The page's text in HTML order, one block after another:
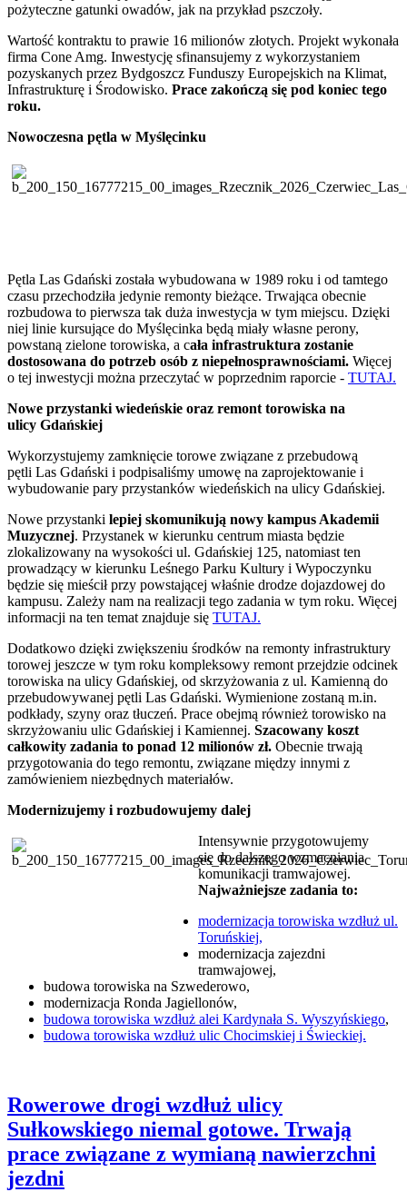
pożyteczne gatunki owadów, jak na przykład pszczoły.
Wartość kontraktu to prawie 16 milionów złotych. Projekt wykonała
firma Cone Amg. Inwestycję sfinansujemy z wykorzystaniem
pozyskanych przez Bydgoszcz Funduszy Europejskich na Klimat,
Infrastrukturę i Środowisko. Prace zakończą się pod koniec tego
roku.
Nowoczesna pętla w Myślęcinku
Pętla Las Gdański została wybudowana w 1989 roku i od tamtego
czasu przechodziła jedynie remonty bieżące. Trwająca obecnie
rozbudowa to pierwsza tak duża inwestycja w tym miejscu. Dzięki
niej linie kursujące do Myślęcinka będą miały własne perony,
powstaną zielone torowiska, a cała infrastruktura zostanie
dostosowana do potrzeb osób z niepełnosprawnościami. Więcej
o tej inwestycji można przeczytać w poprzednim raporcie - TUTAJ.
Nowe przystanki wiedeńskie oraz remont torowiska na
ulicy Gdańskiej
Wykorzystujemy zamknięcie torowe związane z przebudową
pętli Las Gdański i podpisaliśmy umowę na zaprojektowanie i
wybudowanie pary przystanków wiedeńskich na ulicy Gdańskiej.
Nowe przystanki lepiej skomunikują nowy kampus Akademii
Muzycznej. Przystanek w kierunku centrum miasta będzie
zlokalizowany na wysokości ul. Gdańskiej 125, natomiast ten
prowadzący w kierunku Leśnego Parku Kultury i Wypoczynku
będzie się mieścił przy powstającej właśnie drodze dojazdowej do
kampusu. Zależy nam na realizacji tego zadania w tym roku. Więcej
informacji na ten temat znajduje się TUTAJ.
Dodatkowo dzięki zwiększeniu środków na remonty infrastruktury
torowej jeszcze w tym roku kompleksowy remont przejdzie odcinek
torowiska na ulicy Gdańskiej, od skrzyżowania z ul. Kamienną do
przebudowywanej pętli Las Gdański. Wymienione zostaną m.in.
podkłady, szyny oraz tłuczeń. Prace obejmą również torowisko na
skrzyżowaniu ulic Gdańskiej i Kamiennej. Szacowany koszt
całkowity zadania to ponad 12 milionów zł. Obecnie trwają
przygotowania do tego remontu, związane między innymi z
zamówieniem niezbędnych materiałów.
Modernizujemy i rozbudowujemy dalej
Intensywnie przygotowujemy
się do dalszego wzmacniania
komunikacji tramwajowej.
Najważniejsze zadania to:
modernizacja torowiska wzdłuż ul.
Toruńskiej,
modernizacja zajezdni
tramwajowej,
budowa torowiska na Szwederowo,
modernizacja Ronda Jagiellonów,
budowa torowiska wzdłuż alei Kardynała S. Wyszyńskiego,
budowa torowiska wzdłuż ulic Chocimskiej i Świeckiej.
Rowerowe drogi wzdłuż ulicy
Sułkowskiego niemal gotowe. Trwają
prace związane z wymianą nawierzchni
jezdni